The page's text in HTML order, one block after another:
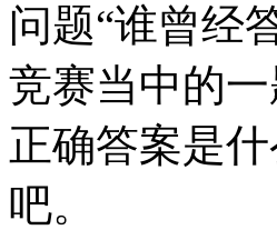
问题“谁曾经
竞赛当中的
正确答案是
吧。